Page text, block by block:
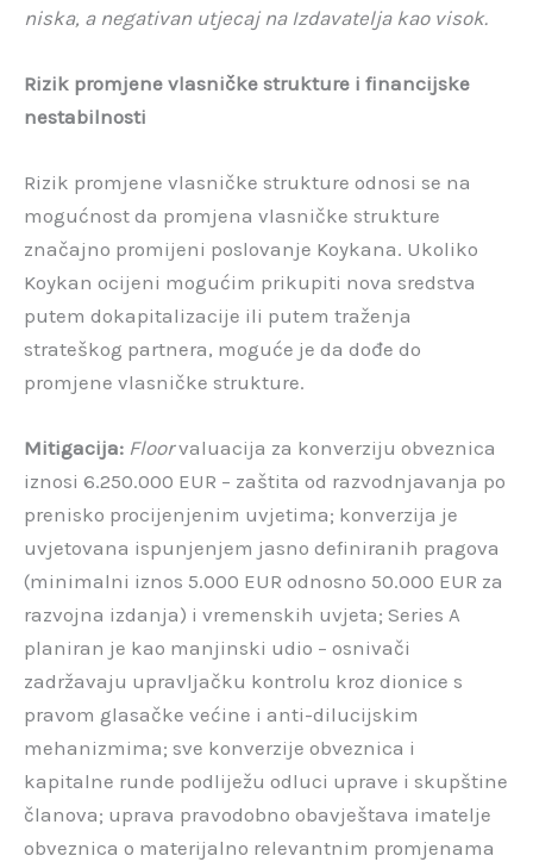
niska, a negativan utjecaj na Izdavatelja kao visok.
Rizik promjene vlasničke strukture i financijske
nestabilnosti
Rizik promjene vlasničke strukture odnosi se na
mogućnost da promjena vlasničke strukture
značajno promijeni poslovanje Koykana. Ukoliko
Koykan ocijeni mogućim prikupiti nova sredstva
putem dokapitalizacije ili putem traženja
strateškog partnera, moguće je da dođe do
promjene vlasničke strukture.
Mitigacija: Floorvaluacija za konverziju obveznica
iznosi 6.250.000 EUR – zaštita od razvodnjavanja po
prenisko procijenjenim uvjetima; konverzija je
uvjetovana ispunjenjem jasno definiranih pragova
(minimalni iznos 5.000 EUR odnosno 50.000 EUR za
razvojna izdanja) i vremenskih uvjeta; Series A
planiran je kao manjinski udio – osnivači
zadržavaju upravljačku kontrolu kroz dionice s
pravom glasačke većine i anti-dilucijskim
mehanizmima; sve konverzije obveznica i
kapitalne runde podliježu odluci uprave i skupštine
članova; uprava pravodobno obavještava imatelje
obveznica o materijalno relevantnim promjenama